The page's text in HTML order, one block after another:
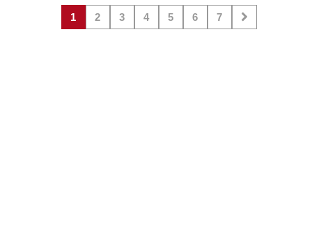
1 2 3 4 5 6 7